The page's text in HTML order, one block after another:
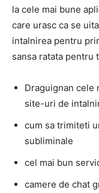
la cele mai bune
care urasc ca se
intalnirea pentru
sansa ratata pentru
Draguignan cele
site-uri de
cum sa trimiteti
subliminale
cel mai bun
camere de chat